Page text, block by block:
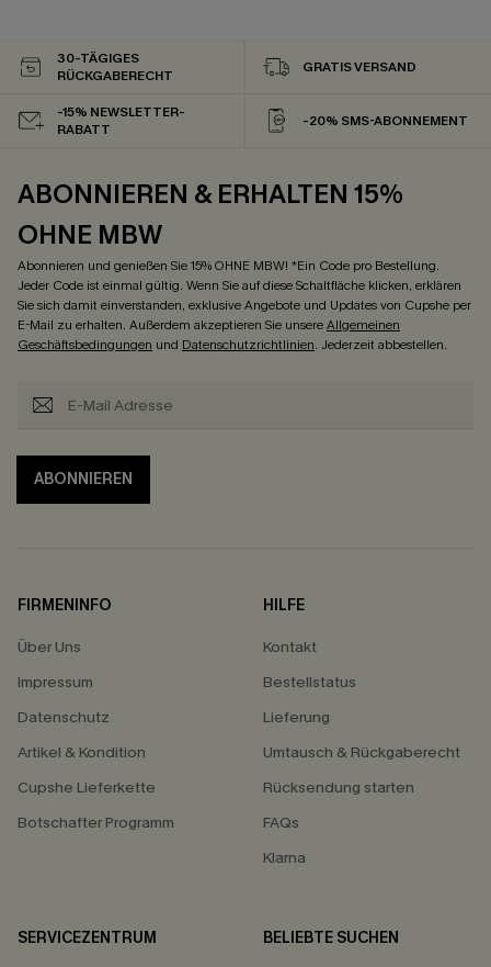
30-TÄGIGES
RÜCKGABERECHT
GRATIS VERSAND
-15% NEWSLETTER-
RABATT
-20% SMS-ABONNEMENT
ABONNIEREN & ERHALTEN 15%
OHNE MBW
Abonnieren und genießen Sie 15% OHNE MBW! *Ein Code pro Bestellung.
Jeder Code ist einmal gültig. Wenn Sie auf diese Schaltfläche klicken, erklären
Sie sich damit einverstanden, exklusive Angebote und Updates von Cupshe per
E-Mail zu erhalten. Außerdem akzeptieren Sie unsereAllgemeinen
Geschäftsbedingungen und Datenschutzrichtlinien. Jederzeit abbestellen.
ABONNIEREN
FIRMENINFO
Über Uns
Impressum
Datenschutz
Artikel & Kondition
Cupshe Lieferkette
Botschafter Programm
HILFE
Kontakt
Bestellstatus
Lieferung
Umtausch & Rückgaberecht
Rücksendung starten
FAQs
Klarna
SERVICEZENTRUM
BELIEBTE SUCHEN